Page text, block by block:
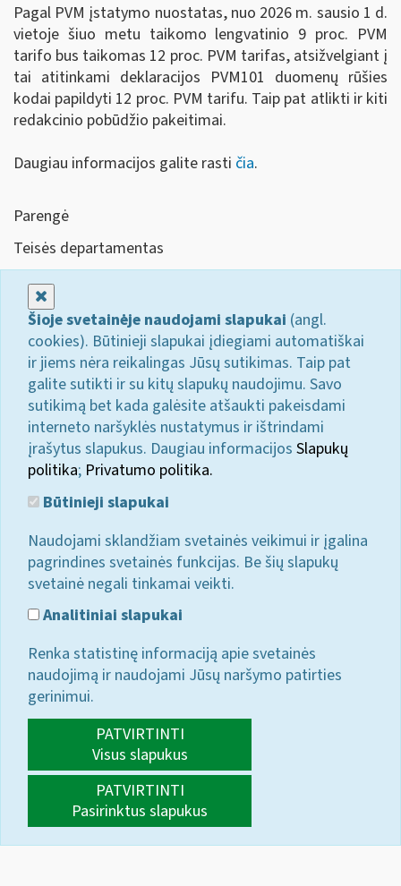
Pagal PVM įstatymo nuostatas, nuo 2026 m. sausio 1 d.
vietoje šiuo metu taikomo lengvatinio 9 proc. PVM
tarifo bus taikomas 12 proc. PVM tarifas, atsižvelgiant į
tai atitinkami deklaracijos PVM101 duomenų rūšies
kodai papildyti 12 proc. PVM tarifu. Taip pat atlikti ir kiti
redakcinio pobūdžio pakeitimai.
Daugiau informacijos galite rasti čia.
Parengė
Teisės departamentas
Šioje svetainėje naudojami slapukai (angl.
cookies). Būtinieji slapukai įdiegiami automatiškai
ir jiems nėra reikalingas Jūsų sutikimas. Taip pat
galite sutikti ir su kitų slapukų naudojimu. Savo
sutikimą bet kada galėsite atšaukti pakeisdami
interneto naršyklės nustatymus ir ištrindami
įrašytus slapukus. Daugiau informacijos Slapukų
politika; Privatumo politika.
Būtinieji slapukai
Naudojami sklandžiam svetainės veikimui ir įgalina
pagrindines svetainės funkcijas. Be šių slapukų
svetainė negali tinkamai veikti.
Analitiniai slapukai
Renka statistinę informaciją apie svetainės
naudojimą ir naudojami Jūsų naršymo patirties
gerinimui.
PATVIRTINTI
Visus slapukus
PATVIRTINTI
Pasirinktus slapukus